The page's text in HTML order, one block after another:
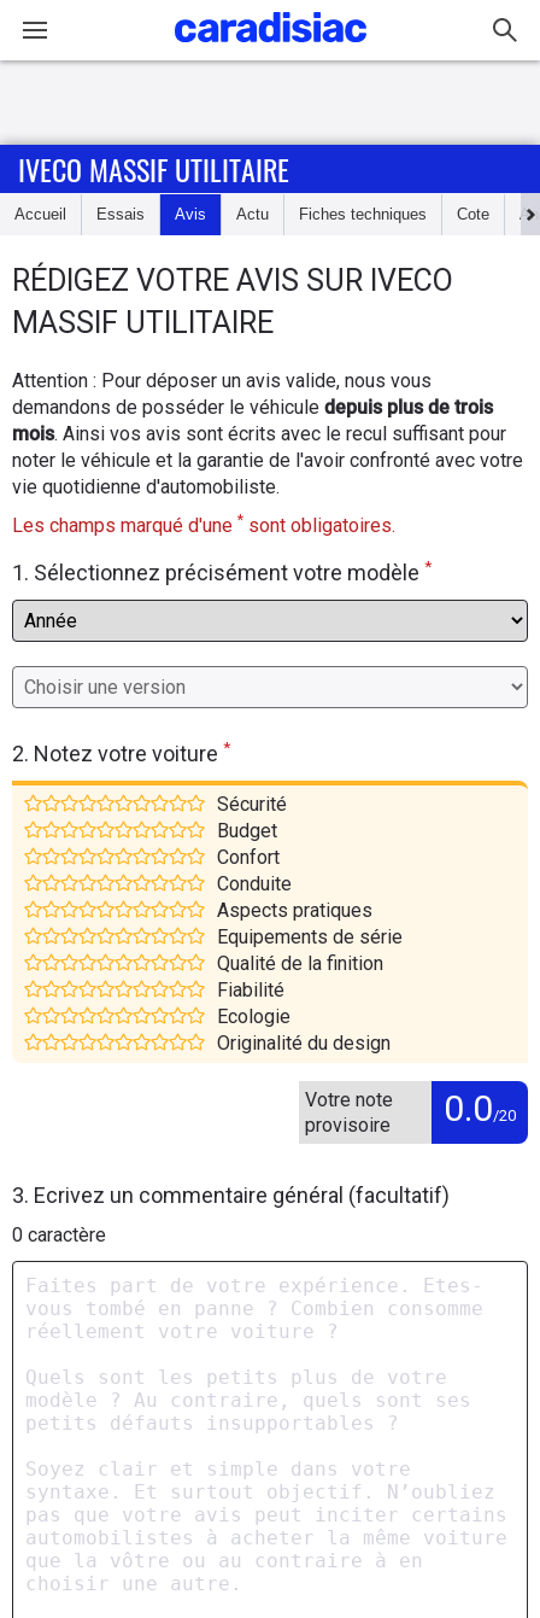
Accueil
Essais
d'achat
Electriques
Flottes
Auto
Moto
Marques
IVECO MASSIF UTILITAIRE
Accueil Essais Avis Actu Fiches techniques Cote
RÉDIGEZ VOTRE AVIS SUR IVECO
MASSIF UTILITAIRE
Attention : Pour déposer un avis valide, nous vous
demandons de posséder le véhicule depuis plus de trois
mois. Ainsi vos avis sont écrits avec le recul suffisant pour
noter le véhicule et la garantie de l'avoir confronté avec votre
vie quotidienne d'automobiliste.
Les champs marqué d'une * sont obligatoires.
1. Sélectionnez précisément votre modèle *
2. Notez votre voiture *
Sécurité
Budget
Confort
Conduite
Aspects pratiques
Equipements de série
Qualité de la finition
Fiabilité
Ecologie
Originalité du design
Votre note
provisoire
0.0/20
3. Ecrivez un commentaire général (facultatif)
0 caractère